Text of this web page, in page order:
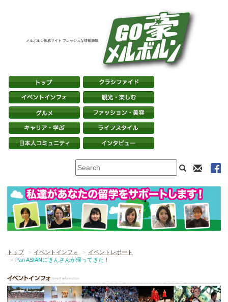
メルボルン体感サイト フレッシュな情報満載
トップ イベントインフォ
イベントレポート
Pan ASIANにきんさんが帰ってきた！